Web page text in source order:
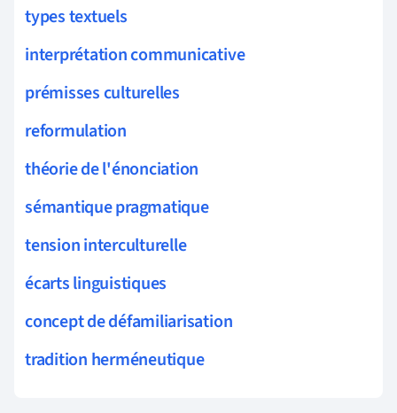
types textuels
interprétation communicative
prémisses culturelles
reformulation
théorie de l'énonciation
sémantique pragmatique
tension interculturelle
écarts linguistiques
concept de défamiliarisation
tradition herméneutique